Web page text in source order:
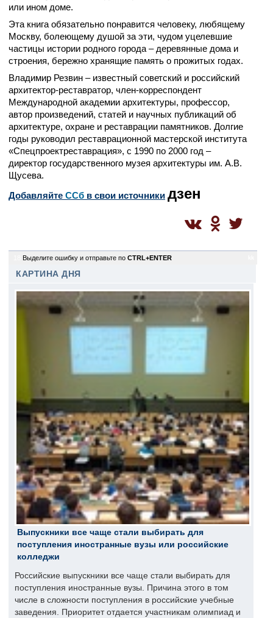
или ином доме.
Эта книга обязательно понравится человеку, любящему
Москву, болеющему душой за эти, чудом уцелевшие
частицы истории родного города – деревянные дома и
строения, бережно хранящие память о прожитых годах.
Владимир Резвин – известный советский и российский
архитектор-реставратор, член-корреспондент
Международной академии архитектуры, профессор,
автор произведений, статей и научных публикаций об
архитектуре, охране и реставрации памятников. Долгие
годы руководил реставрационной мастерской института
«Спецпроектреставрация», с 1990 по 2000 год –
директор государственного музея архитектуры им. А.В.
Щусева.
Добавляйте CСб в свои источники дзен
Выделите ошибку и отправьте по CTRL+ENTER
КАРТИНА ДНЯ
Выпускники все чаще стали выбирать для
поступления иностранные вузы или российские
колледжи
Российские выпускники все чаще стали выбирать для
поступления иностранные вузы. Причина этого в том
числе в сложности поступления в российские учебные
заведения. Приоритет отдается участникам олимпиад и